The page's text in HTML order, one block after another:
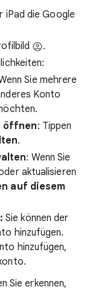
iPad die Google
.
Sie mehrere
Konto
öffnen: Tippen
.
: Wenn Sie
aktualisieren
auf diesem
Sie können der
hinzufügen.
hinzufügen,
Sie erkennen,